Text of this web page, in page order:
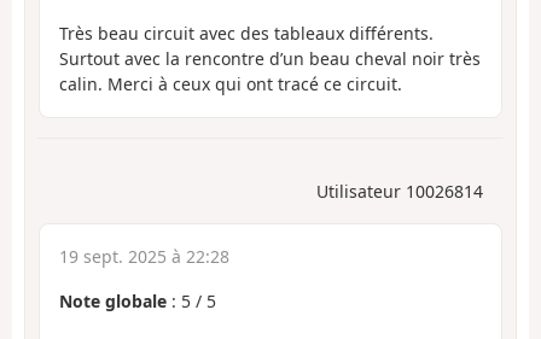
Très beau circuit avec des tableaux différents.
Surtout avec la rencontre d’un beau cheval noir très
calin. Merci à ceux qui ont tracé ce circuit.
Utilisateur 10026814
19 sept. 2025 à 22:28
Note globale : 5 / 5